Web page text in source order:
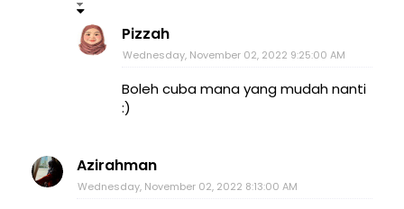
Pizzah
Wednesday, November 02, 2022 9:25:00 AM
Boleh cuba mana yang mudah nanti
:)
Azirahman
Wednesday, November 02, 2022 8:13:00 AM